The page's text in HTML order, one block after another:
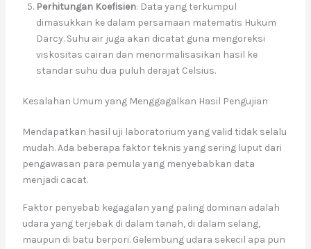
Perhitungan Koefisien: Data yang terkumpul
dimasukkan ke dalam persamaan matematis Hukum
Darcy. Suhu air juga akan dicatat guna mengoreksi
viskositas cairan dan menormalisasikan hasil ke
standar suhu dua puluh derajat Celsius.
Kesalahan Umum yang Menggagalkan Hasil Pengujian
Mendapatkan hasil uji laboratorium yang valid tidak selalu
mudah. Ada beberapa faktor teknis yang sering luput dari
pengawasan para pemula yang menyebabkan data
menjadi cacat.
Faktor penyebab kegagalan yang paling dominan adalah
udara yang terjebak di dalam tanah, di dalam selang,
maupun di batu berpori. Gelembung udara sekecil apa pun